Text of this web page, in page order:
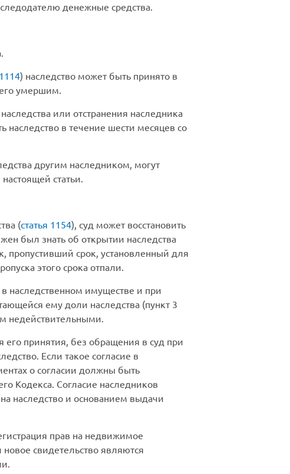
денежные средства.
) наследство может быть принято в
умершим.
или отстранения наследника
наследство в течение шести месяцев со
другим наследником, могут
настоящей статьи.
(статья 1154), суд может восстановить
был знать об открытии наследства
пропустивший срок, установленный для
этого срока отпали.
наследственном имуществе и при
ему доли наследства (пункт 3
недействительными.
его принятия, без обращения в суд при
Если такое согласие в
о согласии должны быть
Кодекса. Согласие наследников
наследство и основанием выдачи
прав на недвижимое
свидетельство являются